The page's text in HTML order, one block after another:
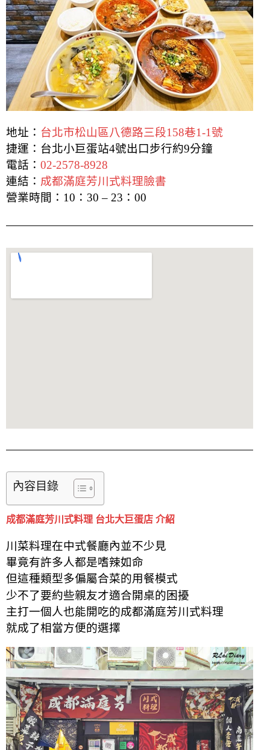
地址： 台北市松山區八德路三段158巷1-1號
捷運：台北小巨蛋站4號出口步行約9分鐘
電話： 02-2578-8928
連結： 成都滿庭芳川式料理臉書
營業時間：10：30 – 23：00
內容目錄
成都滿庭芳川式料理 台北大巨蛋店 介紹
川菜料理在中式餐廳內並不少見
畢竟有許多人都是嗜辣如命
但這種類型多偏屬合菜的用餐模式
少不了要約些親友才適合開桌的困擾
主打一個人也能開吃的成都滿庭芳川式料理
就成了相當方便的選擇